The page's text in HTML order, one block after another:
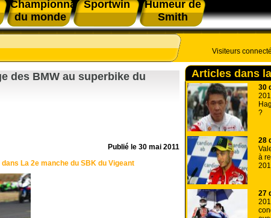
Championnat
du monde
Sportwin
Humeur de
Smith
des BMW au superbike du
Publié le 30 mai 2011
dans La 2e manche du SBK du Vigeant
Visiteurs
Articles dans
30
?
28
à
27